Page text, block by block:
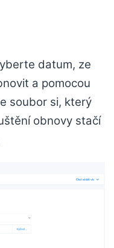
datum, ze
a pomocou
soubor si, který
obnovy stačí